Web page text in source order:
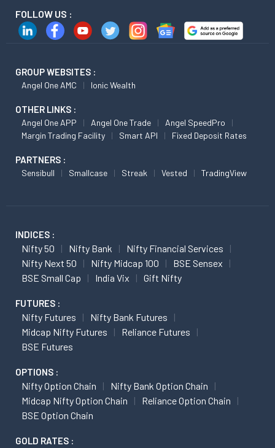
FOLLOW US :
GROUP WEBSITES :
Angel One AMC Ionic Wealth
OTHER LINKS :
Angel One APP Angel One Trade
Angel SpeedPro
Margin Trading Facility
Smart API Fixed Deposit Rates
PARTNERS :
Sensibull Smallcase Streak Vested TradingView
INDICES :
Nifty 50 Nifty Bank
Nifty Financial Services
Nifty Next 50
Nifty Midcap 100
BSE Sensex
BSE Small Cap
India Vix Gift Nifty
FUTURES :
Nifty Futures
Nifty Bank Futures
Midcap Nifty Futures
Reliance Futures
BSE Futures
OPTIONS :
Nifty Option Chain
Nifty Bank Option Chain
Midcap Nifty Option Chain
Reliance Option Chain
BSE Option Chain
GOLD RATES :